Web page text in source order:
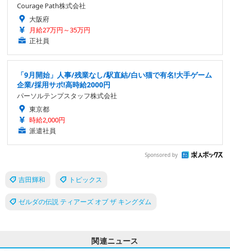
Courage Path株式会社
大阪府
月給27万円～35万円
正社員
「9月開始」人事/残業なし/駅直結/白い猫で有名!大手ゲーム
企業/採用サポ!高時給2000円
パーソルテンプスタッフ株式会社
東京都
時給2,000円
派遣社員
Sponsored by
吉田輝和 トピックス
ゼルダの伝説 ティアーズ オブ ザ キングダム
関連ニュース